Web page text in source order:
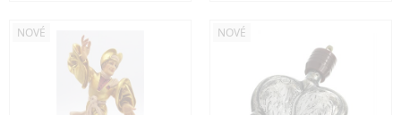
NOVÉ NOVÉ